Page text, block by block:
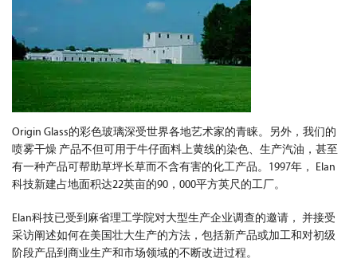
Origin Glass的彩色玻璃深受世界各地艺术家的青睐。另外，我们的
喷雾干燥 产品不但可用于牛仔面料上黄线的染色、生产汽油，甚至
有一种产品可帮助草坪长草而不含有害的化工产品。1997年， Elan
科技新建占地面积达22英亩的90，000平方英尺的工厂。
Elan科技已受到麻省理工学院对大型生产企业调查的邀请， 并接受
采访阐述如何在美国壮大生产的方法，包括新产品或加工和对初级
阶段产品到商业生产和市场领域的不断改进过程。